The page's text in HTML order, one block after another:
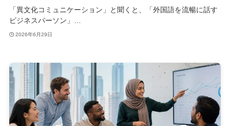
「異文化コミュニケーション」と聞くと、「外国語を流暢に話す
ビジネスパーソン」…
2026年6月29日